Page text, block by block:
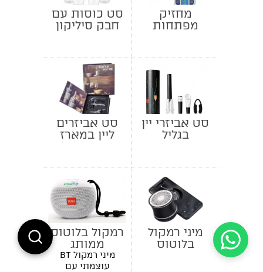
מחזיק
מפתחות
סט כוסות עם
חבק סיליקון
סט אביזרי יין
בגליל
סט אביזרים
ליין במארז
מיני רמקול
בלוטוס
רמקול בלוטוס
ממותג
מיני רמקול BT
עוצמתי עם